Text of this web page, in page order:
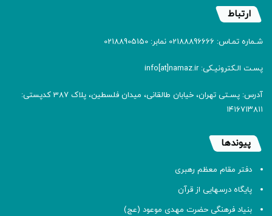
ارتباط
شـماره تمـاس: 02188896666 نمابر: 02188905150
پسـت الـکترونیـکی: info[at]namaz.ir
آدرس: پسـتی تهران، خیابان طالقانی، میدان فلسطین، پلاک 387 کدپستی:
۱۴۱۶۷۱۳۸۱۱
پیوندها
دفتر مقام معظم رهبری
پایگاه درسهایی از قرآن
بنیاد فرهنگی حضرت مهدی موعود (عج)